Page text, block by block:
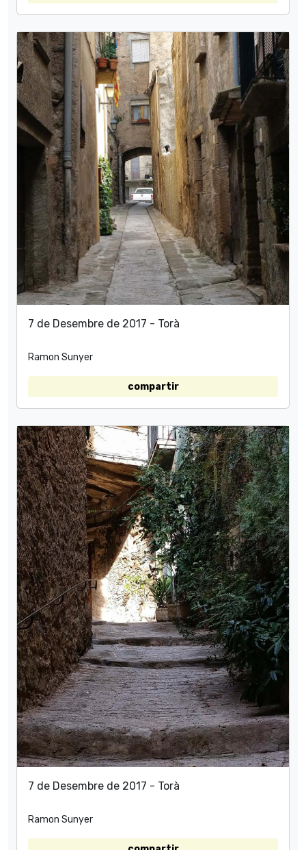
7 de Desembre de 2017 - Torà
Ramon Sunyer
compartir
7 de Desembre de 2017 - Torà
Ramon Sunyer